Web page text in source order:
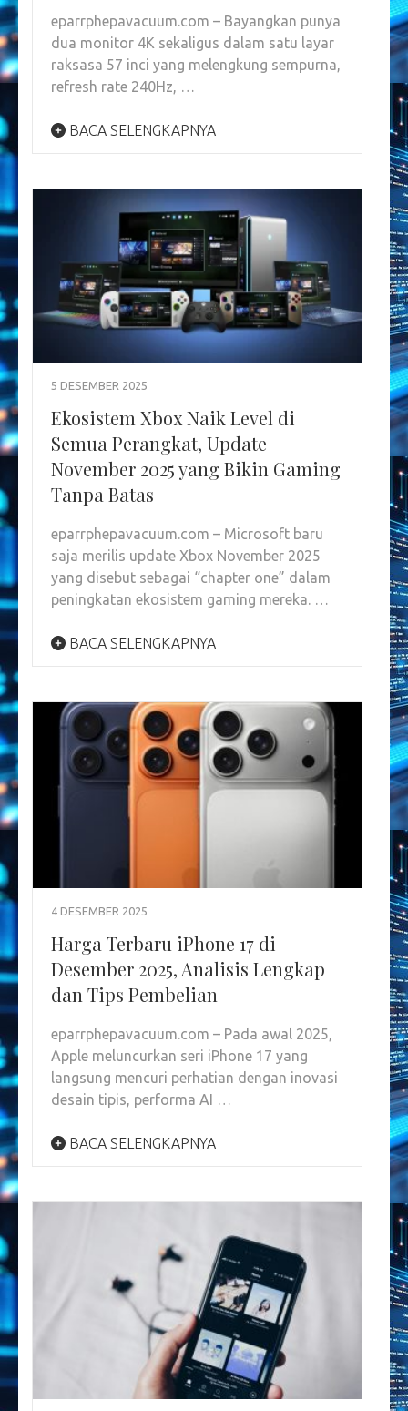
eparrphepavacuum.com – Bayangkan punya
dua monitor 4K sekaligus dalam satu layar
raksasa 57 inci yang melengkung sempurna,
refresh rate 240Hz, …
BACA SELENGKAPNYA
5 DESEMBER 2025
Ekosistem Xbox Naik Level di
Semua Perangkat, Update
November 2025 yang Bikin Gaming
Tanpa Batas
eparrphepavacuum.com – Microsoft baru
saja merilis update Xbox November 2025
yang disebut sebagai “chapter one” dalam
peningkatan ekosistem gaming mereka. …
BACA SELENGKAPNYA
4 DESEMBER 2025
Harga Terbaru iPhone 17 di
Desember 2025, Analisis Lengkap
dan Tips Pembelian
eparrphepavacuum.com – Pada awal 2025,
Apple meluncurkan seri iPhone 17 yang
langsung mencuri perhatian dengan inovasi
desain tipis, performa AI …
BACA SELENGKAPNYA